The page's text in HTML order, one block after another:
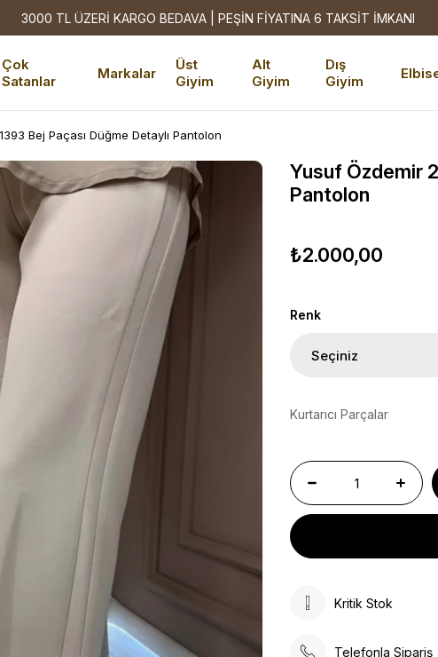
3000 TL ÜZERİ KARGO BEDAVA | PEŞİN FİYATINA 6 TAKSİT İMKANI
Çok
Satanlar
Markalar
Üst
Giyim
Alt
Giyim
Dış
Giyim
Bej Paçası Düğme Detaylı Pantolon
Yusuf Özdemir
Pantolon
₺2.000,00
Renk
Kurtarıcı Parçalar
Kritik Stok
Telefonla Sipariş